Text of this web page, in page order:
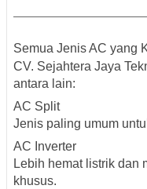
Semua Jenis AC yang
CV. Sejahtera Jaya
antara lain:
AC Split
Jenis paling umum
AC Inverter
Lebih hemat listrik dan
khusus.